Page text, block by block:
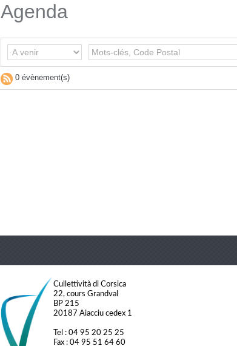
Agenda
0 évènement(s)
Cullettività di Corsica
22, cours Grandval
BP 215
20187 Aiacciu cedex 1
Tel : 04 95 20 25 25
Fax : 04 95 51 64 60